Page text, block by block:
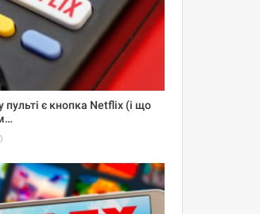
є кнопка Netflix (і що